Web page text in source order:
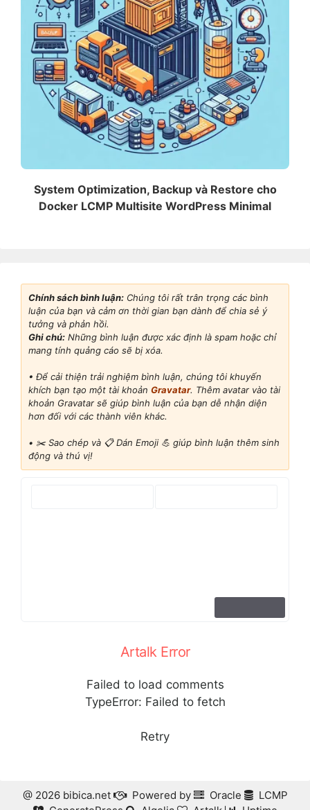
System Optimization, Backup và Restore cho
Docker LCMP Multisite WordPress Minimal
Chính sách bình luận: Chúng tôi rất trân trọng các bình
luận của bạn và cảm ơn thời gian bạn dành để chia sẻ ý
tưởng và phản hồi.
Ghi chú: Những bình luận được xác định là spam hoặc chỉ
mang tính quảng cáo sẽ bị xóa.
• Để cải thiện trải nghiệm bình luận, chúng tôi khuyến
khích bạn tạo một tài khoản Gravatar. Thêm avatar vào tài
khoản Gravatar sẽ giúp bình luận của bạn dễ nhận diện
hơn đối với các thành viên khác.
• ✂️ Sao chép và 📋 Dán Emoji 💪 giúp bình luận thêm sinh
động và thú vị!
Artalk Error
Failed to load comments
TypeError: Failed to fetch
Retry
@ 2026 bibica.net  Powered by  Oracle  LCMP